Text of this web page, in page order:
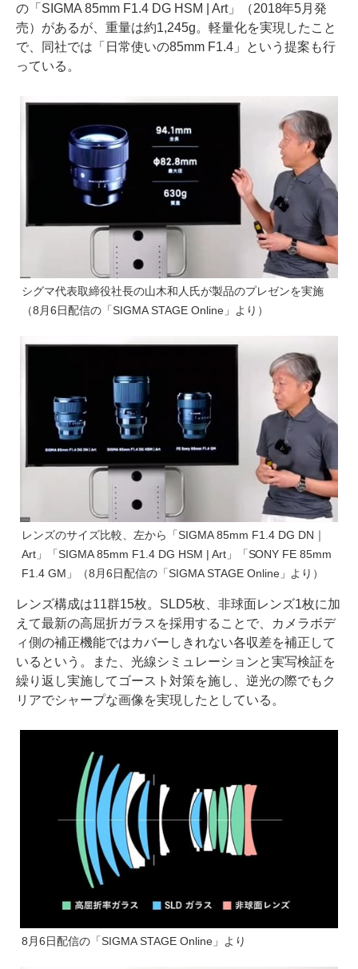
の「SIGMA 85mm F1.4 DG HSM | Art」（2018年5月発
売）があるが、重量は約1,245g。軽量化を実現したこと
で、同社では「日常使いの85mm F1.4」という提案も行
っている。
シグマ代表取締役社長の山木和人氏が製品のプレゼンを実施
（8月6日配信の「SIGMA STAGE Online」より）
レンズのサイズ比較、左から「SIGMA 85mm F1.4 DG DN｜
Art」「SIGMA 85mm F1.4 DG HSM | Art」「SONY FE 85mm
F1.4 GM」（8月6日配信の「SIGMA STAGE Online」より）
レンズ構成は11群15枚。SLD5枚、非球面レンズ1枚に加
えて最新の高屈折ガラスを採用することで、カメラボデ
ィ側の補正機能ではカバーしきれない各収差を補正して
いるという。また、光線シミュレーションと実写検証を
繰り返し実施してゴースト対策を施し、逆光の際でもク
リアでシャープな画像を実現したとしている。
8月6日配信の「SIGMA STAGE Online」より